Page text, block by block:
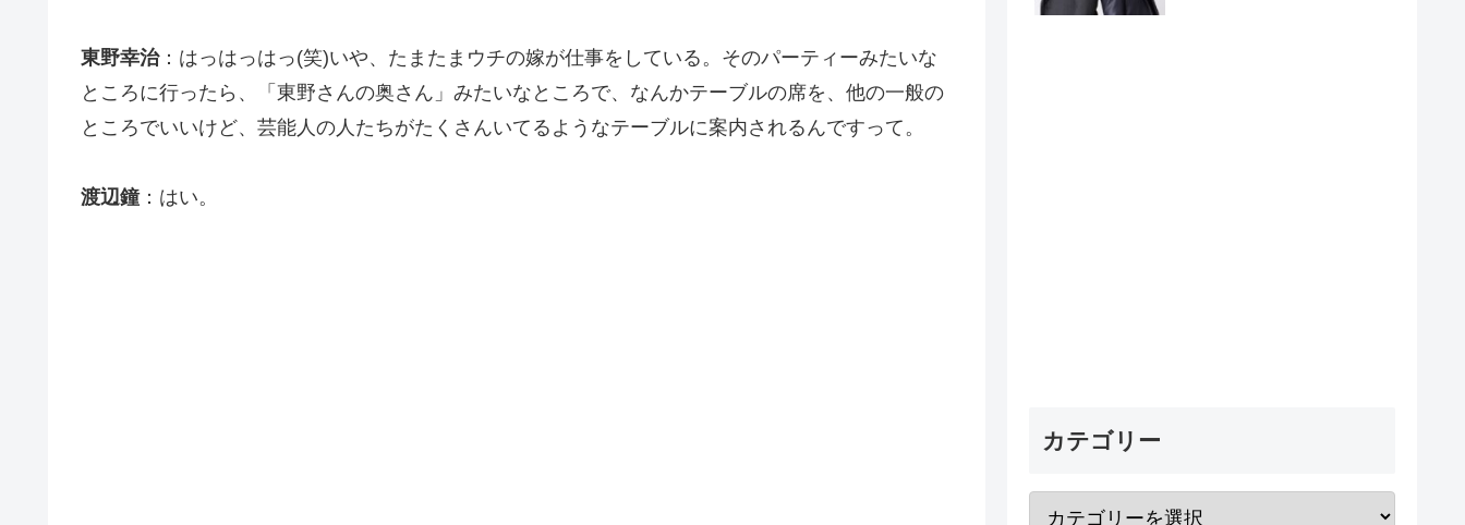
東野幸治：はっはっはっ(笑)いや、たまたまウチの嫁が仕事をしている。そのパーティーみたいな
ところに行ったら、「東野さんの奥さん」みたいなところで、なんかテーブルの席を、他の一般の
ところでいいけど、芸能人の人たちがたくさんいてるようなテーブルに案内されるんですって。
渡辺鐘：はい。
カテゴリー